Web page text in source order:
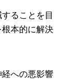
ることを目
本的に解決
への悪影響